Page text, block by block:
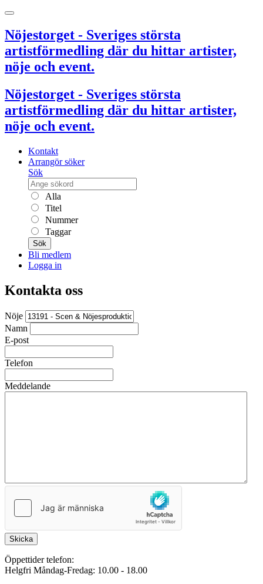
Nöjestorget - Sveriges största
artistförmedling där du hittar artister,
nöje och event.
Nöjestorget - Sveriges största
artistförmedling där du hittar artister,
nöje och event.
Kontakt
Arrangör söker
Sök
Alla
Titel
Nummer
Taggar
Sök
Bli medlem
Logga in
Kontakta oss
Nöje
Namn
E-post
Telefon
Meddelande
Skicka
Öppettider telefon:
Helgfri Måndag-Fredag: 10.00 - 18.00